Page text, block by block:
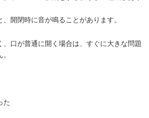
開閉時に音が鳴ることがあります。
、口が普通に開く場合は、すぐに大きな問題
た